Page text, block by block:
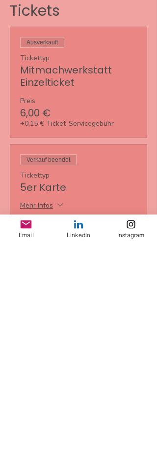
Tickets
Ausverkauft
Tickettyp
Mitmachwerkstatt
Einzelticket
Preis
6,00 €
+0,15 € Ticket-Servicegebühr
Verkauf beendet
Tickettyp
5er Karte
Mehr Infos
Preis
30,00 €
Email LinkedIn Instagram